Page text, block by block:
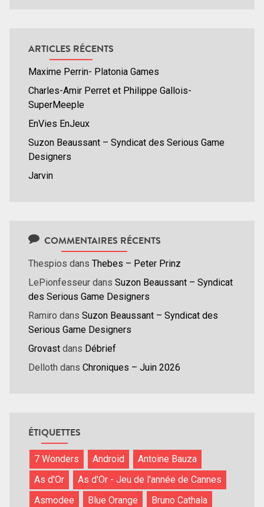
ARTICLES RÉCENTS
Maxime Perrin- Platonia Games
Charles-Amir Perret et Philippe Gallois-
SuperMeeple
EnVies EnJeux
Suzon Beaussant – Syndicat des Serious Game
Designers
Jarvin
COMMENTAIRES RÉCENTS
Thespios dans Thebes – Peter Prinz
LePionfesseur dans Suzon Beaussant – Syndicat
des Serious Game Designers
Ramiro dans Suzon Beaussant – Syndicat des
Serious Game Designers
Grovast dans Débrief
Delloth dans Chroniques – Juin 2026
ÉTIQUETTES
7 Wonders Android
Antoine Bauza
As d'Or
As d'Or - Jeu de l'année de Cannes
Asmodee
Blue Orange Bruno Cathala